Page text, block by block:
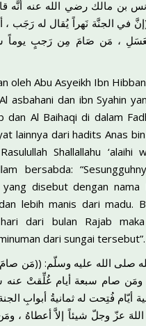
بن مالك رضي الله عنه أنَّه
في الجنَّة نَهراً يُقال له رَجَب ،
، مَن صَامَ مِن رَجبٍ يوماً
oleh Abu Asyeikh Ibn
asbahani dan ibn Syahin
dan Al Baihaqi di dalam
lainnya dari hadits Anas
Shallallahu ‘alaihi
bersabda:
disebut dengan nama
lebih manis dari madu.
dari bulan Rajab
dari sungai tersebut”.
صلى الله عليه وسلّم: ((مَن
صام سبعة أيام غُلِّقتْ عنه
أيّام فُتِحت له ثمانيةُ أبوابِ
اللهَ عزّ وجلّ شيئاً إلاَّ أعطاهُ